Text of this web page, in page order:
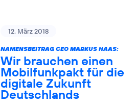
12. März 2018
NAMENSBEITRAG CEO MARKUS HAAS:
Wir brauchen einen
Mobilfunkpakt für die
digitale Zukunft
Deutschlands